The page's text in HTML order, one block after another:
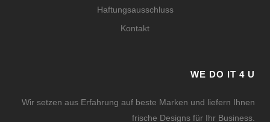
Haftungsausschluss
Kontakt
WE DO IT 4 U
Wir setzen aus Erfahrung auf beste Marken und liefern Ihnen
frische Designs für Ihr Business.